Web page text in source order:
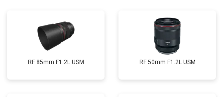
RF 85mm F1.2L USM RF 50mm F1.2L USM